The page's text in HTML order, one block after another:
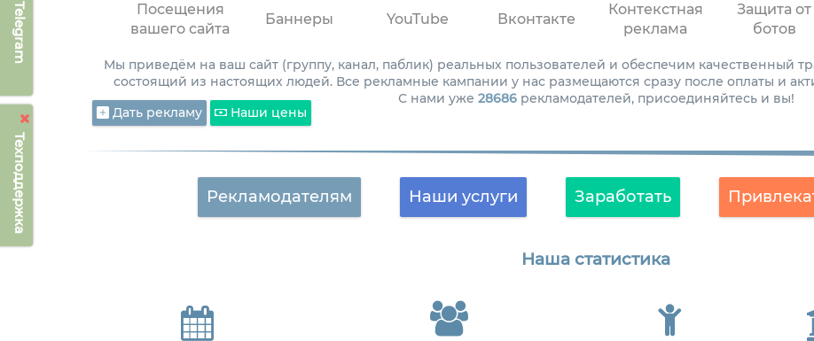
Telegram
Техподдержка
Посещения
вашего сайта
Баннеры YouTube Вконтакте
Контекстная
реклама
Защита от
ботов
Мы приведём на ваш сайт (группу, канал, паблик) реальных пользователей и обеспечим качественный
состоящий из настоящих людей. Все рекламные кампании у нас размещаются сразу после оплаты и
С нами уже 28686рекламодателей, присоединяйтесь и вы!
Дать рекламу
Наши цены
Рекламодателям Наши услуги Заработать
Наша статистика